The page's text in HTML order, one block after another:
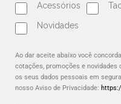
Acessórios
Novidades
Ao dar aceite abaixo você
cotações, promoções e
os seus dados pessoais em
nosso Aviso de Privacidade: